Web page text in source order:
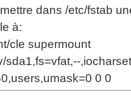
dans /etc/fstab
à:
cle supermount
sda1,fs=vfat,--
0 0